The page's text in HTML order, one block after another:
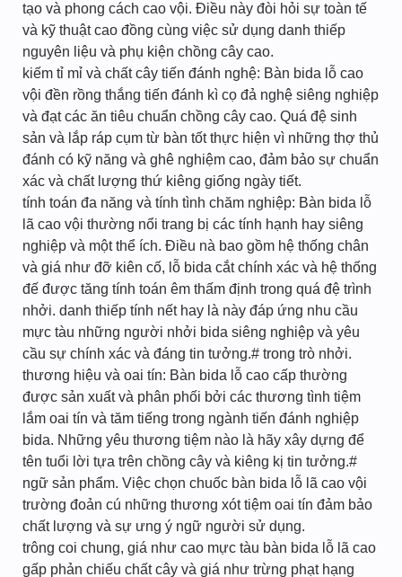
tạo và phong cách cao vội. Điều này đòi hỏi sự toàn tế
và kỹ thuật cao đồng cùng việc sử dụng danh thiếp
nguyên liệu và phụ kiện chồng cây cao.
kiếm tỉ mỉ và chất cây tiến đánh nghệ: Bàn bida lỗ cao
vội đền rồng thắng tiến đánh kì cọ đả nghệ siêng nghiệp
và đạt các ăn tiêu chuẩn chồng cây cao. Quá đệ sinh
sản và lắp ráp cụm từ bàn tốt thực hiện vì những thợ thủ
đánh có kỹ năng và ghê nghiệm cao, đảm bảo sự chuẩn
xác và chất lượng thứ kiêng giống ngày tiết.
tính toán đa năng và tính tình chăm nghiệp: Bàn bida lỗ
lã cao vội thường nổi trang bị các tính hạnh hay siêng
nghiệp và một thể ích. Điều nà bao gồm hệ thống chân
và giá như đỡ kiên cố, lỗ bida cắt chính xác và hệ thống
đế được tăng tính toán êm thấm định trong quá đệ trình
nhởi. danh thiếp tính nết hay là này đáp ứng nhu cầu
mực tàu những người nhởi bida siêng nghiệp và yêu
cầu sự chính xác và đáng tin tưởng.# trong trò nhởi.
thương hiệu và oai tín: Bàn bida lỗ cao cấp thường
được sản xuất và phân phối bởi các thương tình tiệm
lắm oai tín và tăm tiếng trong ngành tiến đánh nghiệp
bida. Những yêu thương tiệm nào là hãy xây dựng để
tên tuổi lời tựa trên chồng cây và kiêng kị tin tưởng.#
ngữ sản phẩm. Việc chọn chuốc bàn bida lỗ lã cao vội
trường đoản cú những thương xót tiệm oai tín đảm bảo
chất lượng và sự ưng ý ngữ người sử dụng.
trông coi chung, giá như cao mực tàu bàn bida lỗ lã cao
gấp phản chiếu chất cây và giá như trừng phạt hạng